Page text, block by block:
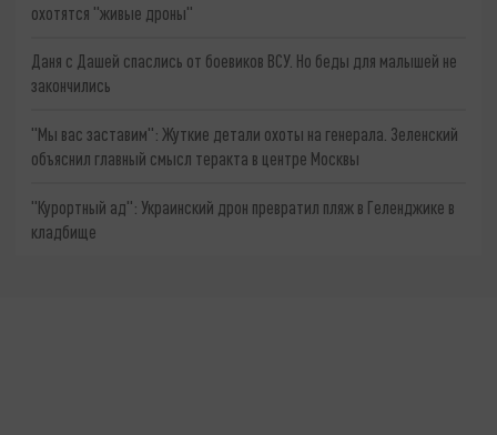
охотятся "живые дроны"
Даня с Дашей спаслись от боевиков ВСУ. Но беды для малышей не
закончились
"Мы вас заставим": Жуткие детали охоты на генерала. Зеленский
объяснил главный смысл теракта в центре Москвы
"Курортный ад": Украинский дрон превратил пляж в Геленджике в
кладбище